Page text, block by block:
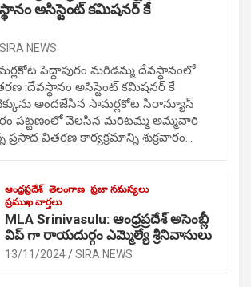
అసిస్టెంట్ కమిషనర్ కే
SIRA NEWS
పెద్దాపురం మరిడమ్మ దేవస్థానంలో
:దేవస్థానం అసిస్టెంట్ కమిషనర్ కే
అందజేసిన సామర్లకోట సిరాన్యూస్
పట్టణంలో వెలసిన మరిటమ్మ అమ్మవారి
వితరణ కార్యక్రమాన్ని శుక్రవారం…
ఆంధ్రప్రదేశ్ తెలంగాణ ప్రజా సమస్యలు
ప్రముఖ వార్తలు
MLA Srinivasulu: ఆంధ్రప్రదేశ్ అసెంబ్లీ
విప్ గా రాయదుర్గం ఎమ్మెల్యే శ్రీనివాసులు
13/11/2024 SIRA NEWS